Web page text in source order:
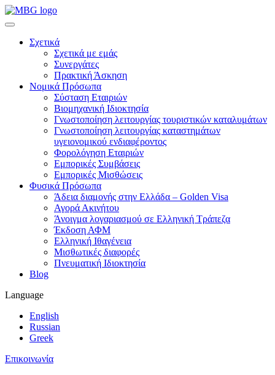
Σχετικά
Σχετικά με εμάς
Συνεργάτες
Πρακτική Άσκηση
Νομικά Πρόσωπα
Σύσταση Εταιριών
Βιομηχανική Ιδιοκτησία
Γνωστοποίηση λειτουργίας τουριστικών καταλυμάτων
Γνωστοποίηση λειτουργίας καταστημάτων
υγειονομικού ενδιαφέροντος
Φορολόγηση Εταιριών
Εμπορικές Συμβάσεις
Εμπορικές Μισθώσεις
Φυσικά Πρόσωπα
Άδεια διαμονής στην Ελλάδα – Golden Visa
Αγορά Ακινήτου
Άνοιγμα λογαριασμού σε Ελληνική Τράπεζα
Έκδοση ΑΦΜ
Ελληνική Ιθαγένεια
Μισθωτικές διαφορές
Πνευματική Ιδιοκτησία
Blog
Language
English
Russian
Greek
Επικοινωνία